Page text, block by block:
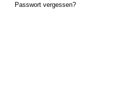
Passwort vergessen?